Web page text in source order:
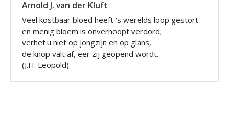
Arnold J. van der Kluft
Veel kostbaar bloed heeft 's werelds loop gestort
en menig bloem is onverhoopt verdord;
verhef u niet op jongzijn en op glans,
de knop valt af, eer zij geopend wordt.
(J.H. Leopold)